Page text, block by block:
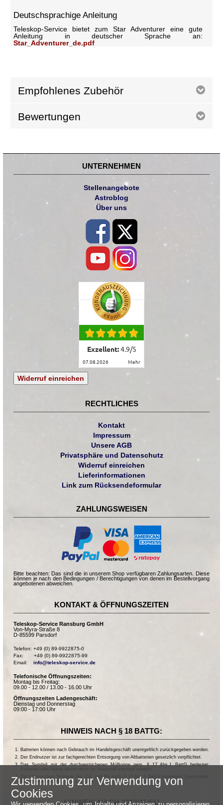
Deutschsprachige Anleitung
Teleskop-Service bietet zum Star Adventurer eine gute
Anleitung in deutscher Sprache an:
Star_Adventurer_de.pdf
Empfohlenes Zubehör
Bewertungen
UNTERNEHMEN
Stellenangebote
Astroblog
Über uns
Exzellent:4.9/5
07.08.2026 mehr
Widerruf einreichen
RECHTLICHES
Kontakt
Impressum
Unsere AGB
Privatsphäre und Datenschutz
Widerruf einreichen
Lieferinformationen
Link zum Rücksendeformular
ZAHLUNGSWEISEN
Bitte beachten: Das sind die in unserem Shop verfügbaren Zahlungsarten. Diese
können je nach den Bedingungen / Berechtigungen von denen im Bestellvorgang
angebotenen abweichen.
KONTAKT & ÖFFNUNGSZEITEN
Teleskop-Service Ransburg GmbH
Von-Myra-Straße 8
D-85599 Parsdorf
Telefon: +49 (0) 89-9922875-0
Fax:       +49 (0) 89-9922875-99
Email: info@teleskop-service.de
Telefonische Öffnungszeiten:
Montag bis Freitag:
09.00 - 12.00 / 13.00 - 16.00 Uhr
Öffnungszeiten Ladengeschäft:
Dienstag und Donnerstag
09:00 - 17:00 Uhr
HINWEIS NACH § 18 BATTG:
Batterien können nach Gebrauch im Handelsgeschäft unentgeltlich zurückgegeben werden.
Der Endnutzer ist zur fachgerechten Entsorgung von Altbatterien gesetzlich verpflichtet.
Das Symbol mit der durchgestrichenen Mülltonne gem. § 17 Abs.1 BattG bedeutet:
Die chemischen Symbole Hg, Cd, und Pb nach § 17 Abs.3 BattG bedeuten: Quecksilber,
Cadmium und Blei.
HINWEIS NACH 2013/11/EU
Zustimmung zur Verwendung von
Cookies